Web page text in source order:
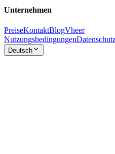
Unternehmen
PreiseKontaktBlogVheer
Nutzungsbedingungen
Deutsch